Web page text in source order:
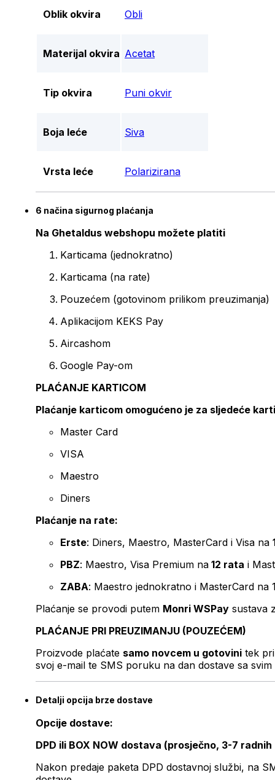
Oblik okvira Obli
Materijal okvira Acetat
Tip okvira Puni okvir
Boja leće Siva
Vrsta leće Polarizirana
6 načina sigurnog plaćanja
Na Ghetaldus webshopu možete platiti
Karticama (jednokratno)
Karticama (na rate)
Pouzećem (gotovinom prilikom preuzimanja)
Aplikacijom KEKS Pay
Aircashom
Google Pay-om
PLAĆANJE KARTICOM
Plaćanje karticom omogućeno je za sljedeće
Master Card
VISA
Maestro
Diners
Plaćanje na rate:
Erste: Diners, Maestro, MasterCard i Visa na
PBZ: Maestro, Visa Premium na 12 rata i
ZABA: Maestro jednokratno i MasterCard na
Plaćanje se provodi putem Monri WSPay sustava
PLAĆANJE PRI PREUZIMANJU (POUZEĆEM)
Proizvode plaćate samo novcem u gotovini tek
svoj e-mail te SMS poruku na dan dostave sa svim
Detalji opcija brze dostave
Opcije dostave:
DPD ili BOX NOW dostava (prosječno, 3-7 radnih
Nakon predaje paketa DPD dostavnoj službi, na